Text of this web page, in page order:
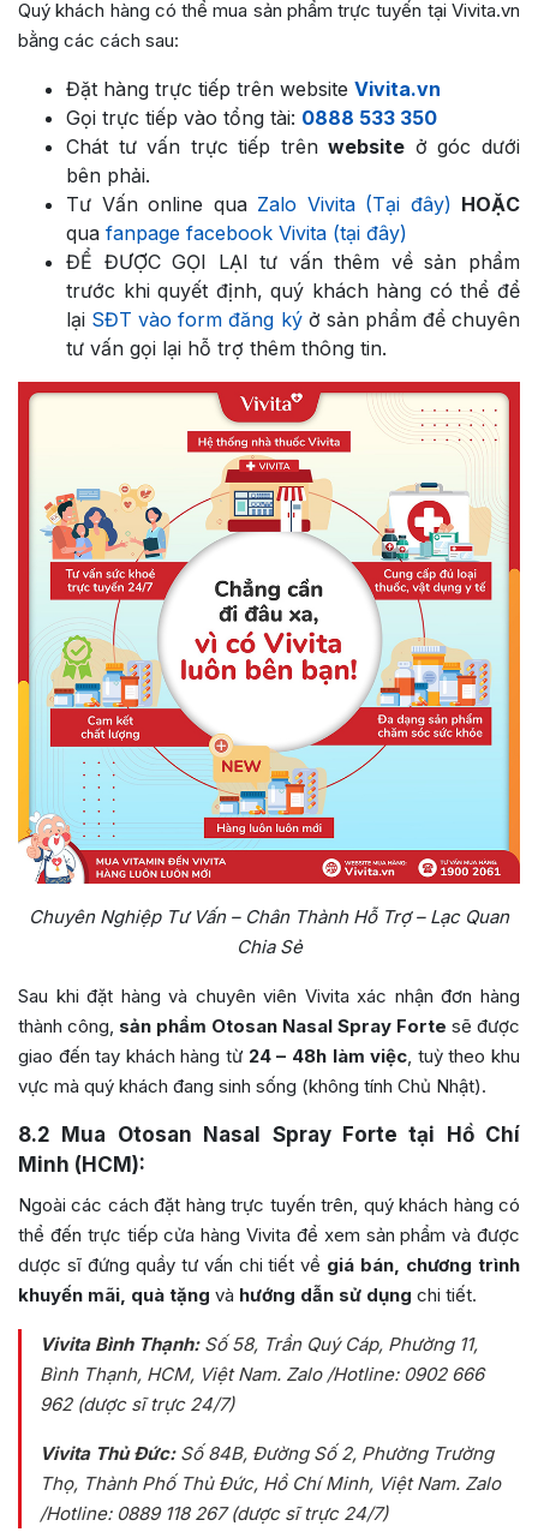
Quý khách hàng có thể mua sản phẩm trực tuyến tại Vivita.vn
bằng các cách sau:
Đặt hàng trực tiếp trên website Vivita.vn
Gọi trực tiếp vào tổng tài: 0888 533 350
Chát tư vấn trực tiếp trênwebsite ở góc dưới
bên phải.
Tư Vấn online quaZalo Vivita (Tại đây) HOẶC
qua fanpage facebook Vivita (tại đây)
ĐỂ ĐƯỢC GỌI LẠI tư vấn thêm về sản phẩm
trước khi quyết định, quý khách hàng có thể để
lại SĐT vào form đăng kýở sản phẩm để chuyên
tư vấn gọi lại hỗ trợ thêm thông tin.
Chuyên Nghiệp Tư Vấn – Chân Thành Hỗ Trợ – Lạc Quan
Chia Sẻ
Sau khi đặt hàng và chuyên viên Vivita xác nhận đơn hàng
thành công, sản phẩm Otosan Nasal Spray Forte sẽ được
giao đến tay khách hàng từ 24 – 48h làm việc , tuỳ theo khu
vực mà quý khách đang sinh sống (không tính Chủ Nhật).
8.2 Mua Otosan Nasal Spray Forte tại Hồ Chí
Minh (HCM):
Ngoài các cách đặt hàng trực tuyến trên, quý khách hàng có
thể đến trực tiếp cửa hàng Vivita để xem sản phẩm và được
dược sĩ đứng quầy tư vấn chi tiết về giá bán, chương trình
khuyến mãi, quà tặng và hướng dẫn sử dụng chi tiết.
Vivita Bình Thạnh:Số 58, Trần Quý Cáp, Phường 11,
Bình Thạnh, HCM, Việt Nam. Zalo /Hotline: 0902 666
962 (dược sĩ trực 24/7)
Vivita Thủ Đức:Số 84B, Đường Số 2, Phường Trường
Thọ, Thành Phố Thủ Đức, Hồ Chí Minh, Việt Nam. Zalo
/Hotline: 0889 118 267 (dược sĩ trực 24/7)